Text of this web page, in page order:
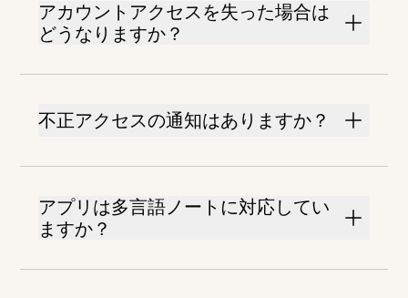
アカウントアクセスを失った場合は
どうなりますか？
不正アクセスの通知はありますか？
アプリは多言語ノートに対応してい
ますか？